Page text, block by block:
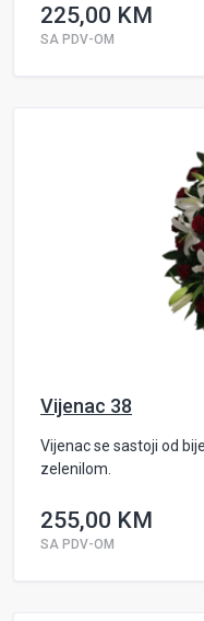
225,00 KM
SA PDV-OM
Vijenac 38
Vijenac se sastoji od
zelenilom.
255,00 KM
SA PDV-OM